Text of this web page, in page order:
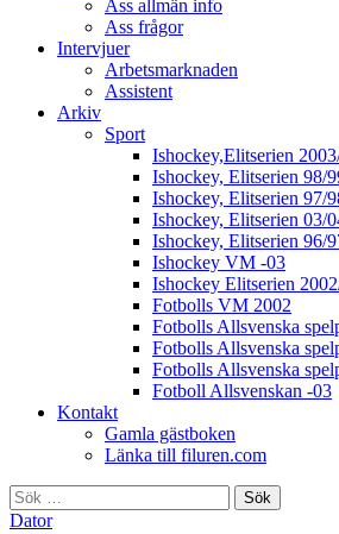
Ass allmän info
Ass frågor
Intervjuer
Arbetsmarknaden
Assistent
Arkiv
Sport
Ishockey,Elitserien
Ishockey, Elitserien 98/
Ishockey, Elitserien 97/
Ishockey, Elitserien 03/
Ishockey, Elitserien 96/
Ishockey VM -03
Ishockey Elitserien
Fotbolls VM 2002
Fotbolls Allsvenska
Fotbolls Allsvenska
Fotbolls Allsvenska
Fotboll Allsvenskan -03
Kontakt
Gamla gästboken
Länka till filuren.com
Sök
efter:
Dator